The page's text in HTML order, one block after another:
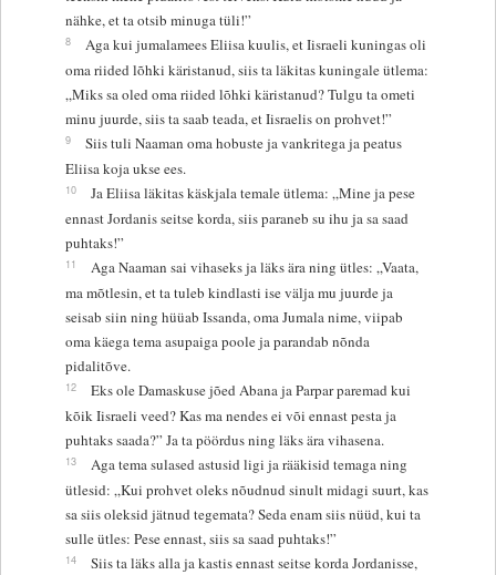
nähke, et ta otsib minuga tüli!”
8
Aga kui jumalamees Eliisa kuulis, et Iisraeli kuningas oli
oma riided lõhki käristanud, siis ta läkitas kuningale ütlema:
„Miks sa oled oma riided lõhki käristanud? Tulgu ta ometi
minu juurde, siis ta saab teada, et Iisraelis on prohvet!”
9
Siis tuli Naaman oma hobuste ja vankritega ja peatus
Eliisa koja ukse ees.
10
Ja Eliisa läkitas käskjala temale ütlema: „Mine ja pese
ennast Jordanis seitse korda, siis paraneb su ihu ja sa saad
puhtaks!”
11
Aga Naaman sai vihaseks ja läks ära ning ütles: „Vaata,
ma mõtlesin, et ta tuleb kindlasti ise välja mu juurde ja
seisab siin ning hüüab Issanda, oma Jumala nime, viipab
oma käega tema asupaiga poole ja parandab nõnda
pidalitõve.
12
Eks ole Damaskuse jõed Abana ja Parpar paremad kui
kõik Iisraeli veed? Kas ma nendes ei või ennast pesta ja
puhtaks saada?” Ja ta pöördus ning läks ära vihasena.
13
Aga tema sulased astusid ligi ja rääkisid temaga ning
ütlesid: „Kui prohvet oleks nõudnud sinult midagi suurt, kas
sa siis oleksid jätnud tegemata? Seda enam siis nüüd, kui ta
sulle ütles: Pese ennast, siis sa saad puhtaks!”
14
Siis ta läks alla ja kastis ennast seitse korda Jordanisse,